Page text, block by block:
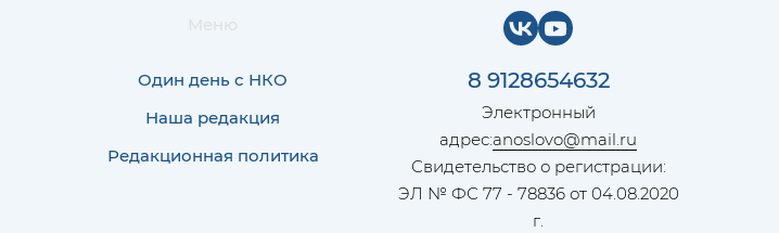
Меню
Один день с НКО
Наша редакция
Редакционная политика
8 9128654632
Электронный
адрес:anoslovo@mail.ru
Свидетельство о регистрации:
ЭЛ № ФС 77 - 78836 от 04.08.2020
г.